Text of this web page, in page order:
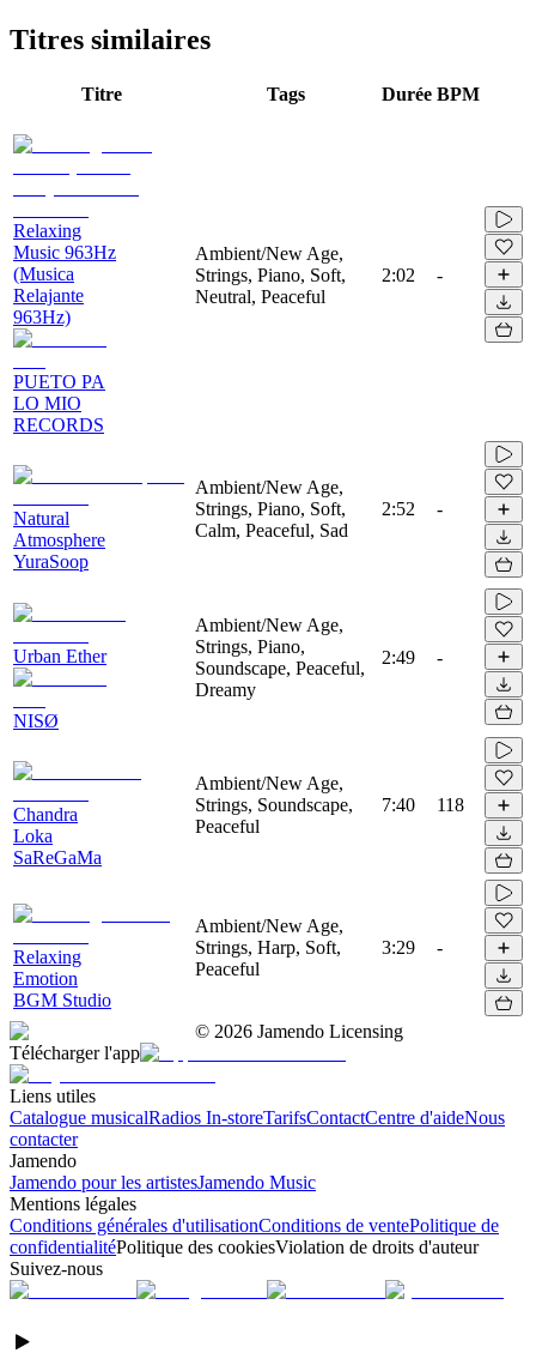
Titres similaires
Titre Tags Durée BPM
Relaxing
Music 963Hz
(Musica
Relajante
963Hz)
PUETO PA
LO MIO
RECORDS
Ambient/New Age,
Strings, Piano, Soft,
Neutral, Peaceful
2:02 -
Natural
Atmosphere
YuraSoop
Ambient/New Age,
Strings, Piano, Soft,
Calm, Peaceful, Sad
2:52 -
Urban Ether
NISØ
Ambient/New Age,
Strings, Piano,
Soundscape, Peaceful,
Dreamy
2:49 -
Chandra
Loka
SaReGaMa
Ambient/New Age,
Strings, Soundscape,
Peaceful
7:40 118
Relaxing
Emotion
BGM Studio
Ambient/New Age,
Strings, Harp, Soft,
Peaceful
3:29 -
© 2026 Jamendo Licensing
Télécharger l'app
Liens utiles
Catalogue musicalRadios In-storeTarifsContactCentre d'aideNous
contacter
Jamendo
Jamendo pour les artistesJamendo Music
Mentions légales
Conditions générales d'utilisationConditions de ventePolitique de
confidentialitéPolitique des cookiesViolation de droits d'auteur
Suivez-nous